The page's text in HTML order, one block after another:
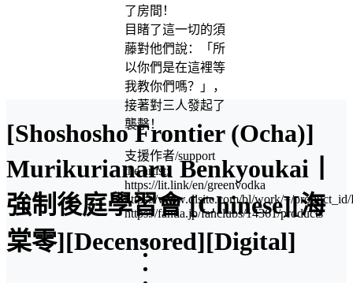
[Shoshosho Frontier (Ocha)]
Murikurianaru Benkyoukai丨
強制後庭學習會 [Chinese][海
棠零][Decensored][Digital]
了房間！
目睹了這一切的須
藤對他們說：「所
以你們是在這裡等
我教你們嗎？」，
接著對三人發起了
襲擊！
支援作者/support
the artist:
https://lit.link/en/greenvodka
https://www.dlsite.com/bl/work/=/
https://fantia.jp/fanclubs/14361/products